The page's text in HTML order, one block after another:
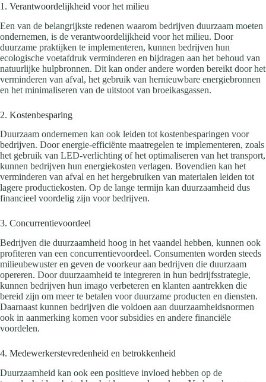
1. Verantwoordelijkheid voor het milieu
Een van de belangrijkste redenen waarom bedrijven duurzaam moeten
ondernemen, is de verantwoordelijkheid voor het milieu. Door
duurzame praktijken te implementeren, kunnen bedrijven hun
ecologische voetafdruk verminderen en bijdragen aan het behoud van
natuurlijke hulpbronnen. Dit kan onder andere worden bereikt door het
verminderen van afval, het gebruik van hernieuwbare energiebronnen
en het minimaliseren van de uitstoot van broeikasgassen.
2. Kostenbesparing
Duurzaam ondernemen kan ook leiden tot kostenbesparingen voor
bedrijven. Door energie-efficiënte maatregelen te implementeren, zoals
het gebruik van LED-verlichting of het optimaliseren van het transport,
kunnen bedrijven hun energiekosten verlagen. Bovendien kan het
verminderen van afval en het hergebruiken van materialen leiden tot
lagere productiekosten. Op de lange termijn kan duurzaamheid dus
financieel voordelig zijn voor bedrijven.
3. Concurrentievoordeel
Bedrijven die duurzaamheid hoog in het vaandel hebben, kunnen ook
profiteren van een concurrentievoordeel. Consumenten worden steeds
milieubewuster en geven de voorkeur aan bedrijven die duurzaam
opereren. Door duurzaamheid te integreren in hun bedrijfsstrategie,
kunnen bedrijven hun imago verbeteren en klanten aantrekken die
bereid zijn om meer te betalen voor duurzame producten en diensten.
Daarnaast kunnen bedrijven die voldoen aan duurzaamheidsnormen
ook in aanmerking komen voor subsidies en andere financiële
voordelen.
4. Medewerkerstevredenheid en betrokkenheid
Duurzaamheid kan ook een positieve invloed hebben op de